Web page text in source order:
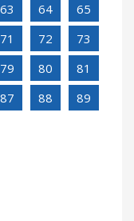
63 64
65
71 72
73
79 80
81
87 88
89